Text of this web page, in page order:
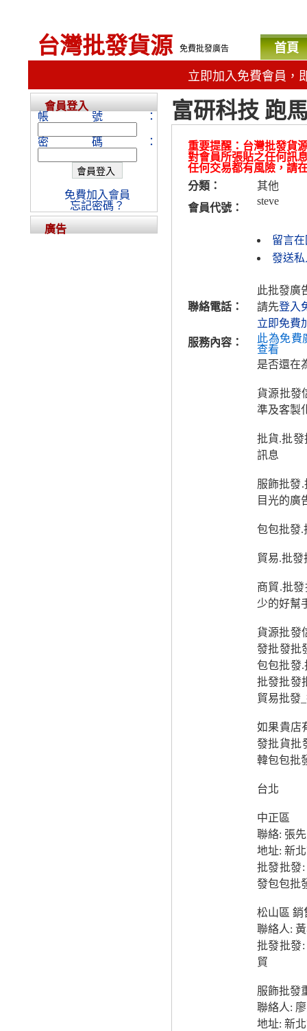
台灣批發貨源 免費批發廣告 首頁
立即加入免費會員，
富研科技 跑
重要提醒：台灣批發貨
對會員所張貼之任何訊
任何交易都有風險，請
分類：
其他
會員代號：
steve
留言
發送私
聯絡電話：
此批發廣
請先登入
立即免費
服務內容：
此為免費
查看
是否還在
貨源批發
準及客製
批貨.批
訊息
服飾批發
目光的廣
包包批發.
貿易.批
商貿.批
少的好幫
貨源批發
發批發批
包包批發
批發批發
貿易批發
如果貴店
發批貨批
韓包包批
台北
中正區
聯絡: 張
地址: 新
批發批發
發包包批
松山區 銷
聯絡人:
批發批發
貿
服飾批發
聯絡人:
地址: 新
會員登入
帳號：
密碼：
免費加入會員
忘記密碼？
廣告